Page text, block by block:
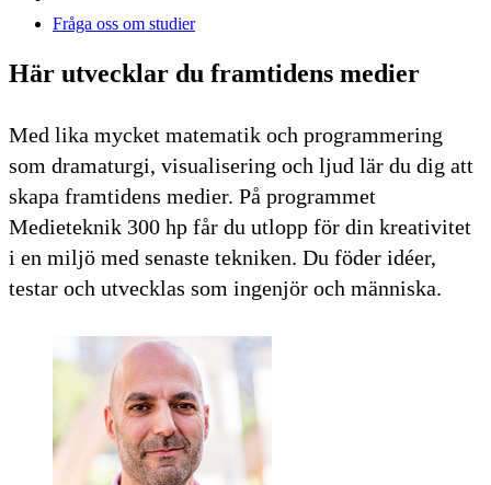
Fråga oss om studier
Här utvecklar du framtidens medier
Med lika mycket matematik och programmering
som dramaturgi, visualisering och ljud lär du dig att
skapa framtidens medier. På programmet
Medieteknik 300 hp får du utlopp för din kreativitet
i en miljö med senaste tekniken. Du föder idéer,
testar och utvecklas som ingenjör och människa.